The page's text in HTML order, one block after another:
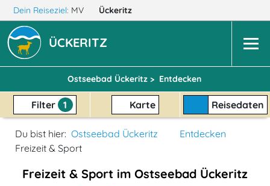
Dein Reiseziel: MV Ückeritz
ÜCKERITZ
Ostseebad Ückeritz > Entdecken
Filter 1 Karte Reisedaten
Du bist hier: Ostseebad Ückeritz
Entdecken
Freizeit & Sport
Freizeit & Sport im Ostseebad Ückeritz